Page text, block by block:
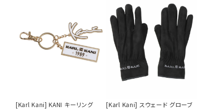
38inc
カラー
tune 絞り込んで検索する
[Karl Kani] KANI キーリング [Karl Kani] スウェード グローブ